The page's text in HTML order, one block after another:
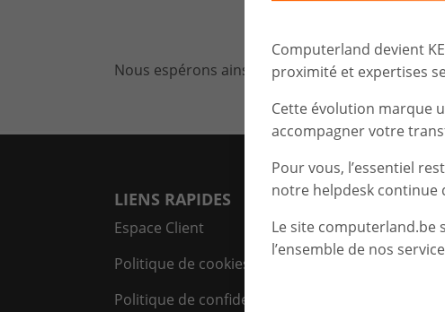
Computerland devient
proximité et expertises
Cette évolution marque
accompagner votre
Pour vous, l’essentiel
notre helpdesk continue
Le site computerland.be
l’ensemble de nos
Nous espérons ainsi susciter un intérêt auprès
LIENS RAPIDES
Espace Client
Politique de cookies
Politique de confidentialité